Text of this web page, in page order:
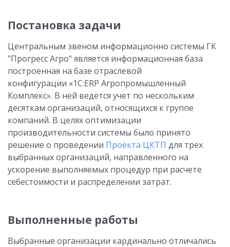
Постановка задачи
Центральным звеном информационно системы ГК
"Прогресс Агро" является информационная база
построенная на базе отраслевой
конфигурации «1С:ERP Агропромышленный
Комплекс». В ней ведётся учет по нескольким
десяткам организаций, относящихся к группе
компаний. В целях оптимизации
производительности системы было принято
решение о проведении Проекта ЦКТП для трех
выбранных организаций, направленного на
ускорение выполняемых процедур при расчете
себестоимости и распределении затрат.
Выполненные работы
Выбранные организации кардинально отличались